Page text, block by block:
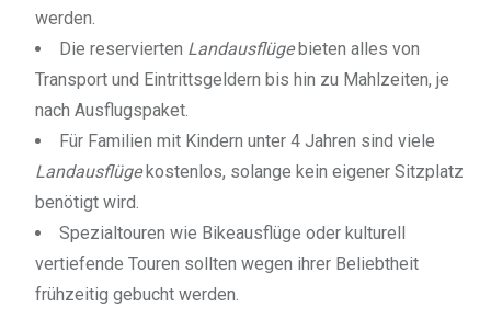
werden.
Die reservierten Landausflügebieten alles von
Transport und Eintrittsgeldern bis hin zu Mahlzeiten, je
nach Ausflugspaket.
Für Familien mit Kindern unter 4 Jahren sind viele
Landausflügekostenlos, solange kein eigener Sitzplatz
benötigt wird.
Spezialtouren wie Bikeausflüge oder kulturell
vertiefende Touren sollten wegen ihrer Beliebtheit
frühzeitig gebucht werden.